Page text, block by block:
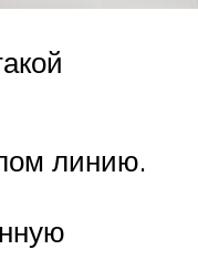
линию.